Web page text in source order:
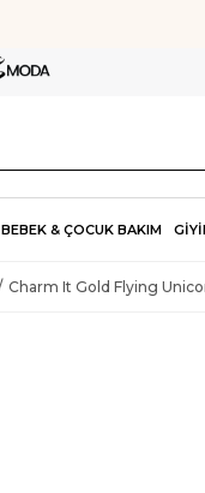
BEBEK & ÇOCUK BAKIM
Charm It Gold Flying